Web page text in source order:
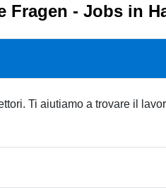
Fragen - Jobs in
Ti aiutiamo a trovare il